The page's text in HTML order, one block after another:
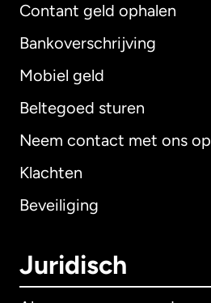
Contant geld ophalen
Bankoverschrijving
Mobiel geld
Beltegoed sturen
Neem contact met ons op
Klachten
Beveiliging
Juridisch